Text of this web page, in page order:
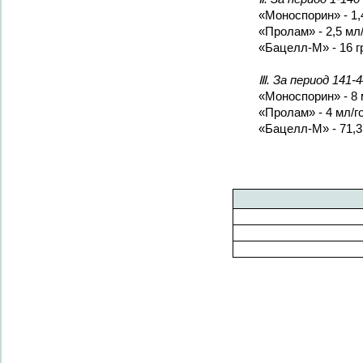
«Моноспорин» -
«Пролам» - 2,5
«Бацелл-М» - 16
Ⅲ. За период 141-
«Моноспорин» - 8
«Пролам» - 4 мл/
«Бацелл-М» - 71,3